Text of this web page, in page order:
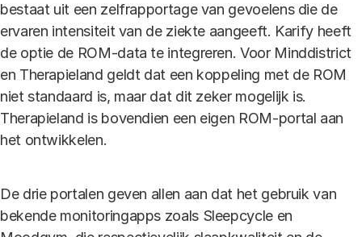
bestaat uit een zelfrapportage van gevoelens die de
ervaren intensiteit van de ziekte aangeeft. Karify heeft
de optie de ROM-data te integreren. Voor Minddistrict
en Therapieland geldt dat een koppeling met de ROM
niet standaard is, maar dat dit zeker mogelijk is.
Therapieland is bovendien een eigen ROM-portal aan
het ontwikkelen.
De drie portalen geven allen aan dat het gebruik van
bekende monitoringapps zoals Sleepcycle en